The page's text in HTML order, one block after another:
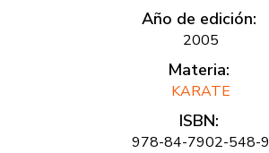
Año de edición:
2005
Materia:
KARATE
ISBN:
978-84-7902-548-9